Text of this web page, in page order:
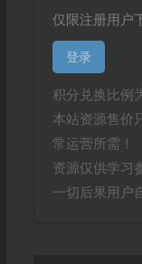
仅限注册用户
登录
积分兑换比例
本站资源售价
常运营所需！
资源仅供学习
一切后果用户